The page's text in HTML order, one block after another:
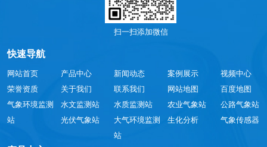
扫一扫添加微信
快速导航
网站首页 产品中心 新闻动态 案例展示
视频中心
荣誉资质
关于我们 联系我们 网站地图
百度地图
气象环境监测
站
水文监测站 水质监测站 农业气象站
公路气象站
光伏气象站
大气环境监测
站
生化分析 气象传感器